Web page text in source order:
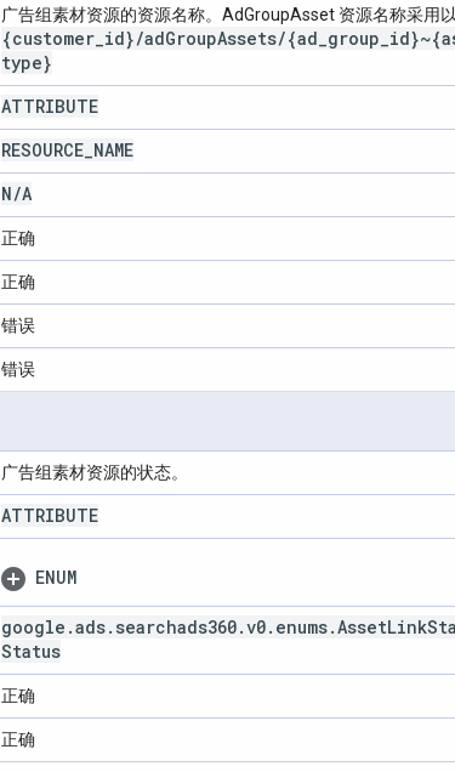
广告组素材资源的资源名称。AdGroupAsset 资源名称采用
{customer id}/adGroupAssets/{ad group
type}
ATTRIBUTE
RESOURCE NAME
N/A
正确
正确
错误
错误
广告组素材资源的状态。
ATTRIBUTE
ENUM
google .ads. searchads360.v0. enums.AssetLink
Status
正确
正确